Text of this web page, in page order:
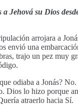
Jehová su Dios
arrojara a
envió una
trajo un pez muy
odiaba a Jonás?
Dios lo hizo porque
atraerlo hacia Sí.